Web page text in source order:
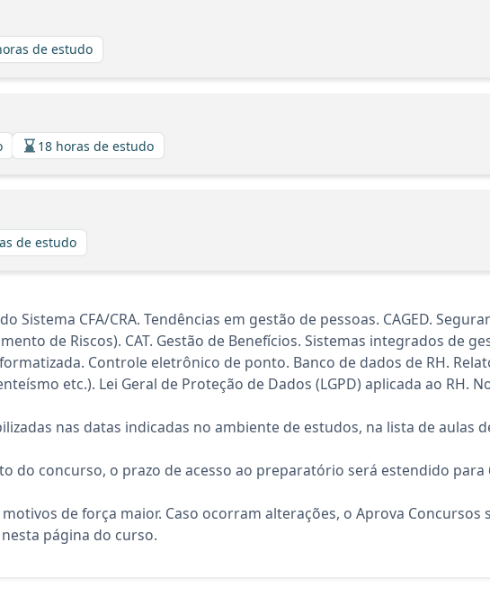
de estudo
18 horas de estudo
de estudo
Sistema CFA/CRA. Tendências em gestão de pessoas. CAGED.
de Riscos). CAT. Gestão de Benefícios. Sistemas integrados de
Controle eletrônico de ponto. Banco de dados de RH.
etc.). Lei Geral de Proteção de Dados (LGPD) aplicada ao RH.
nas datas indicadas no ambiente de estudos, na lista de aulas
do concurso, o prazo de acesso ao preparatório será estendido para
de força maior. Caso ocorram alterações, o Aprova Concursos
página do curso.